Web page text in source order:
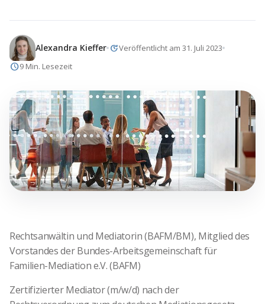
Alexandra Kieffer updateVeröffentlicht am 31. Juli 2023
schedule9 Min. Lesezeit
Rechtsanwältin und Mediatorin (BAFM/BM), Mitglied des
Vorstandes der Bundes-Arbeitsgemeinschaft für
Familien-Mediation e.V. (BAFM)
Zertifizierter Mediator (m/w/d) nach der